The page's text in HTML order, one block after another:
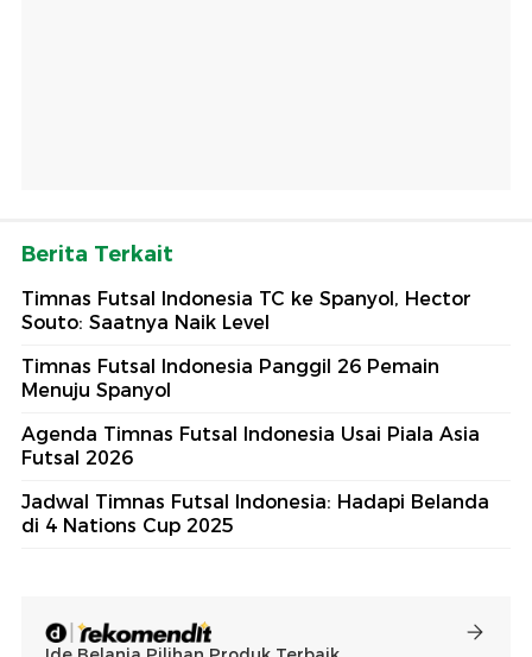
Berita Terkait
Timnas Futsal Indonesia TC ke Spanyol, Hector
Souto: Saatnya Naik Level
Timnas Futsal Indonesia Panggil 26 Pemain
Menuju Spanyol
Agenda Timnas Futsal Indonesia Usai Piala Asia
Futsal 2026
Jadwal Timnas Futsal Indonesia: Hadapi Belanda
di 4 Nations Cup 2025